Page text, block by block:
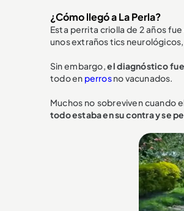
¿Cómo llegó a La Perla?
Esta perrita criolla de 2 años
unos extraños tics
Sin embargo,el diagnóstico
todo en perrosno vacunados.
Muchos no sobreviven cuando
todo estaba en su contra y se